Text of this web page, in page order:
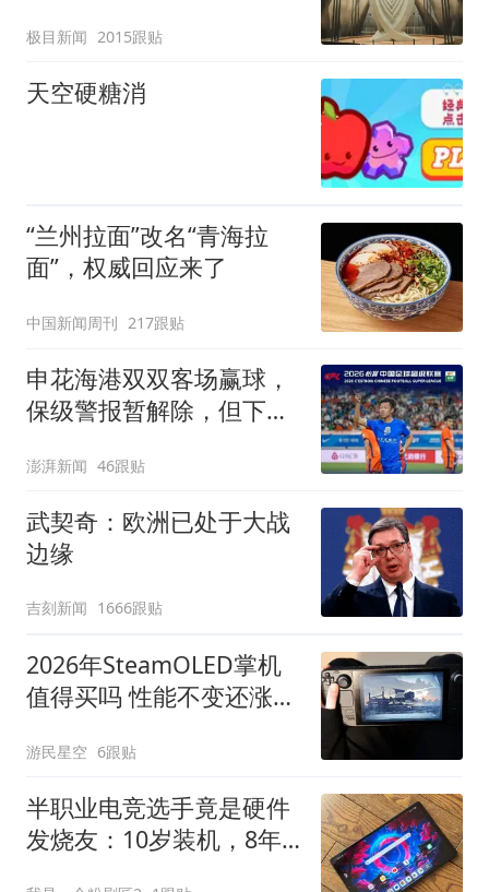
极目新闻 2015跟贴
天空硬糖消
“兰州拉面”改名“青海拉
面”，权威回应来了
中国新闻周刊 217跟贴
申花海港双双客场赢球，
保级警报暂解除，但下一
澎湃新闻 46跟贴
武契奇：欧洲已处于大战
边缘
吉刻新闻 1666跟贴
2026年SteamOLED掌机
值得买吗 性能不变还涨价
游民星空 6跟贴
半职业电竞选手竟是硬件
发烧友：10岁装机，8年